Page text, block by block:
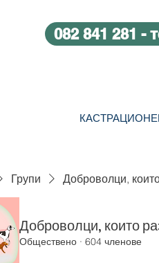
082 841 281 -
Групи Доброволци,
Доброволци, които
Обществено · 604 членове